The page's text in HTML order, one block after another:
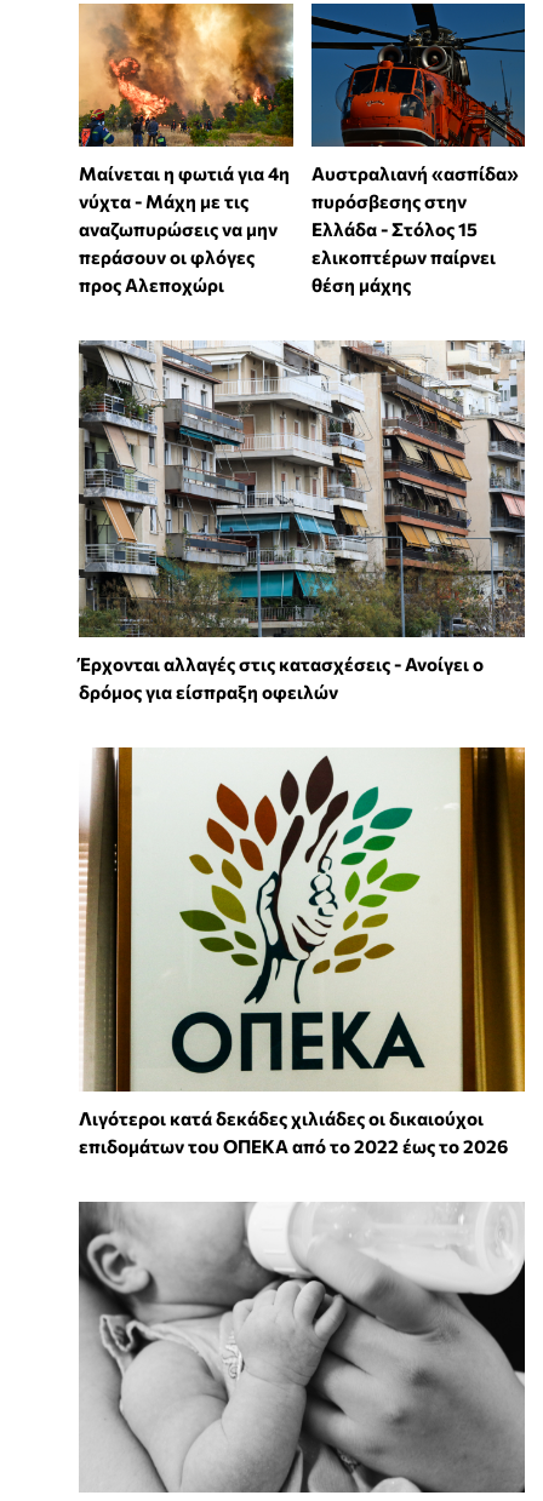
Μαίνεται η φωτιά για 4η
νύχτα - Μάχη με τις
αναζωπυρώσεις να μην
περάσουν οι φλόγες
προς Αλεποχώρι
Αυστραλιανή «ασπίδα»
πυρόσβεσης στην
Ελλάδα - Στόλος 15
ελικοπτέρων παίρνει
θέση μάχης
Έρχονται αλλαγές στις κατασχέσεις - Ανοίγει ο
δρόμος για είσπραξη οφειλών
Λιγότεροι κατά δεκάδες χιλιάδες οι δικαιούχοι
επιδομάτων του ΟΠΕΚΑ από το 2022 έως το 2026